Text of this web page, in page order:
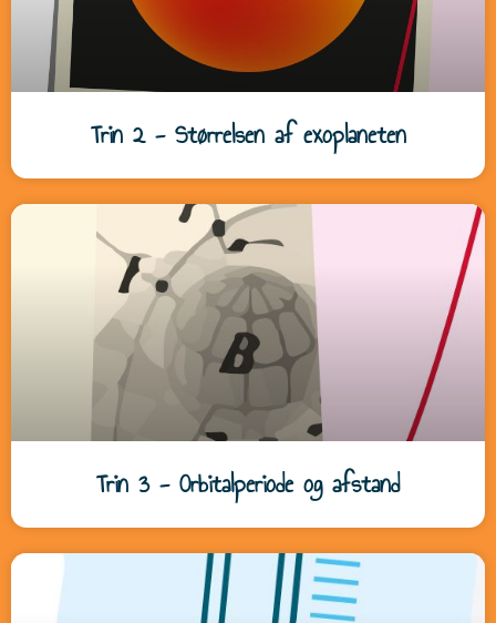
Trin 2 - Størrelsen af exoplaneten
Trin 3 - Orbitalperiode og afstand